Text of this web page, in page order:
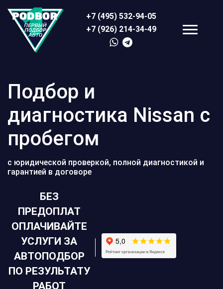
+7 (495) 532-94-05
+7 (926) 214-34-49
Подбор и
диагностика Nissan с
пробегом
с юридической проверкой, полной диагностикой и
гарантией в договоре
БЕЗ
ПРЕДОПЛАТ
ОПЛАЧИВАЙТЕ
УСЛУГИ ЗА
АВТОПОДБОР
ПО РЕЗУЛЬТАТУ
РАБОТ